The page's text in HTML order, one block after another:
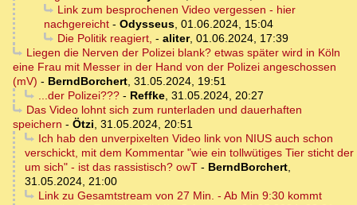
Link zum besprochenen Video vergessen - hier
nachgereicht - Odysseus, 01.06.2024, 15:04
Die Politik reagiert, - aliter, 01.06.2024, 17:39
Liegen die Nerven der Polizei blank? etwas später wird in Köln
eine Frau mit Messer in der Hand von der Polizei angeschossen
(mV) - BerndBorchert, 31.05.2024, 19:51
...der Polizei???- Reffke, 31.05.2024, 20:27
Das Video lohnt sich zum runterladen und dauerhaften
speichern - Ötzi, 31.05.2024, 20:51
Ich hab den unverpixelten Video link von NIUS auch schon
verschickt, mit dem Kommentar "wie ein tollwütiges Tier sticht der
um sich" - ist das rassistisch? owT - BerndBorchert,
31.05.2024, 21:00
Link zu Gesamtstream von 27 Min. - Ab Min 9:30 kommt